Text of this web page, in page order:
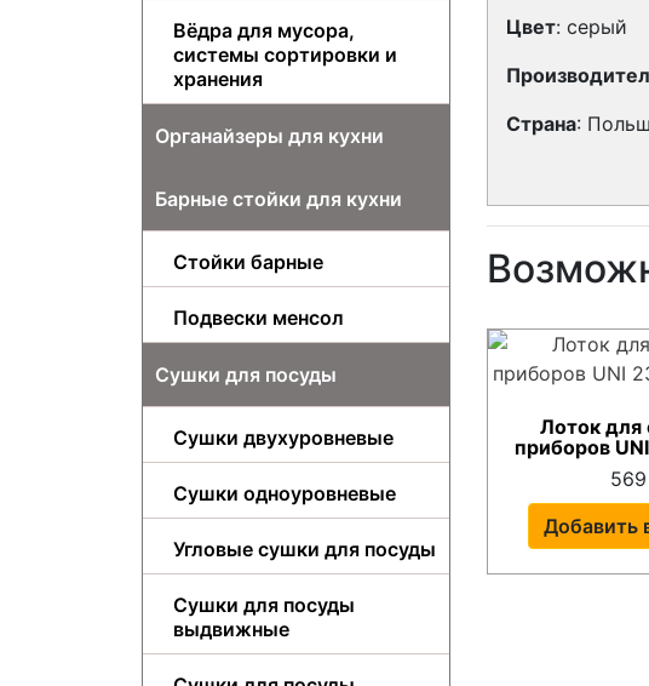
Вёдра для мусора,
системы сортировки и
хранения
Органайзеры для кухни
Барные стойки для кухни
Стойки барные
Подвески менсол
Сушки для посуды
Сушки двухуровневые
Сушки одноуровневые
Угловые сушки для посуды
Сушки для посуды
выдвижные
Цвет: серый
Страна:
Лоток для
приборов
Добавить